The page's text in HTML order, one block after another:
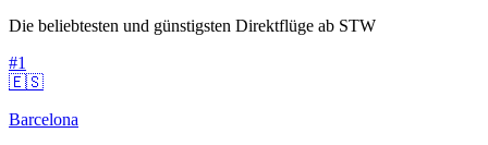
Die beliebtesten und günstigsten Direktflüge ab STW
#1
🇪🇸
Barcelona